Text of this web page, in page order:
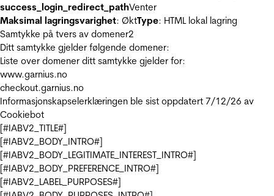
success_login_redirect_pathVenter
Maksimal lagringsvarighet: ØktType: HTML lokal lagring
Samtykke på tvers av domener2
Ditt samtykke gjelder følgende domener:
Liste over domener ditt samtykke gjelder for:
www.garnius.no
checkout.garnius.no
Informasjonskapselerklæringen ble sist oppdatert 7/12/26 av
Cookiebot
[#IABV2_TITLE#]
[#IABV2_BODY_INTRO#]
[#IABV2_BODY_LEGITIMATE_INTEREST_INTRO#]
[#IABV2_BODY_PREFERENCE_INTRO#]
[#IABV2_LABEL_PURPOSES#]